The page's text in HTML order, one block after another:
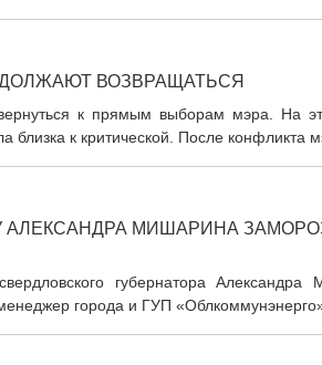
ВОЗВРАЩАТЬСЯ
к прямым выборам мэра. На
близка к критической. После конфликта
АЛЕКСАНДРА МИШАРИНА
губернатора Александра
города и ГУП